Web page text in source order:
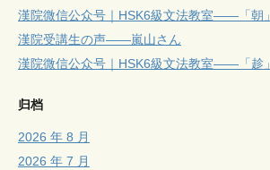
漢院微信公众号｜HSK6級文法教室——「朝」
漢院受講生の声——嵐山さん
漢院微信公众号｜HSK6級文法教室——「趁」
归档
2026 年 8 月
2026 年 7 月